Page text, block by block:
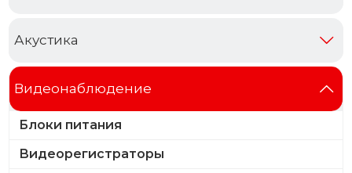
Акустика
Видеонаблюдение
Блоки питания
Видеорегистраторы